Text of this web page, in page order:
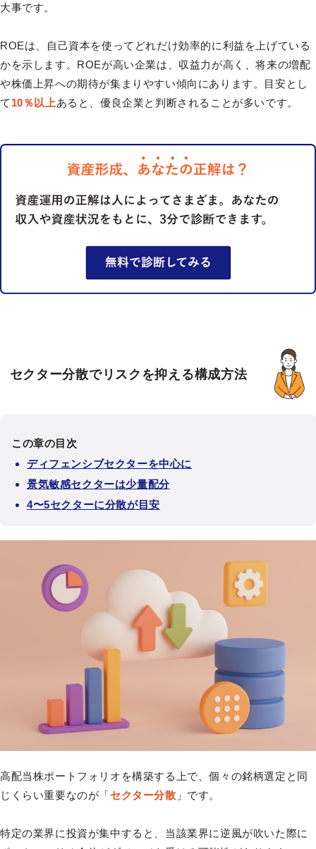
大事です。
ROEは、自己資本を使ってどれだけ効率的に利益を上げている
かを示します。ROEが高い企業は、収益力が高く、将来の増配
や株価上昇への期待が集まりやすい傾向にあります。目安とし
て 10％以上あると、優良企業と判断されることが多いです。
セクター分散でリスクを抑える構成方法
この章の目次
ディフェンシブセクターを中心に
景気敏感セクターは少量配分
4〜5セクターに分散が目安
高配当株ポートフォリオを構築する上で、個々の銘柄選定と同
じくらい重要なのが「セクター分散 」です。
特定の業界に投資が集中すると、当該業界に逆風が吹いた際に